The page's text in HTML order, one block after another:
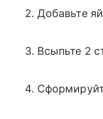
2. Добавьте
3. Всыпьте 2
4.